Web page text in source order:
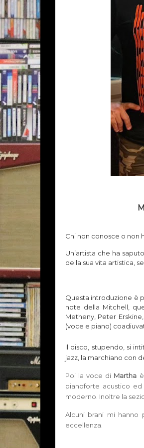
Chi non conosce o non
Un’artista che ha
della sua vita artistica,
Questa introduzione è
note della Mitchell,
Metheny, Peter
(voce e piano)
Il disco, stupendo, si
jazz, la marchiano con
Poi la voce di Martha
pianoforte acustico
moderno. Inoltre la
Alcuni brani mi
eccellenza.